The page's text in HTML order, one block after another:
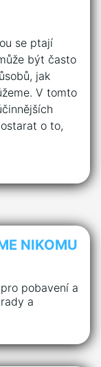
se ptají
být často
jak
V tomto
o to,
NIKOMU
pobavení a
a